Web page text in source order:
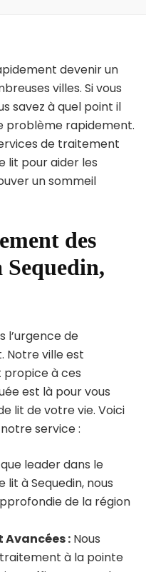
devenir un
villes. Si vous
savez à quel point il
problème rapidement.
de traitement
lit pour aider les
un sommeil
des
Sequedin,
l’urgence de
Notre ville est
propice à ces
est là pour vous
lit de votre vie. Voici
service :
leader dans le
à Sequedin, nous
de la région
: Nous
à la pointe